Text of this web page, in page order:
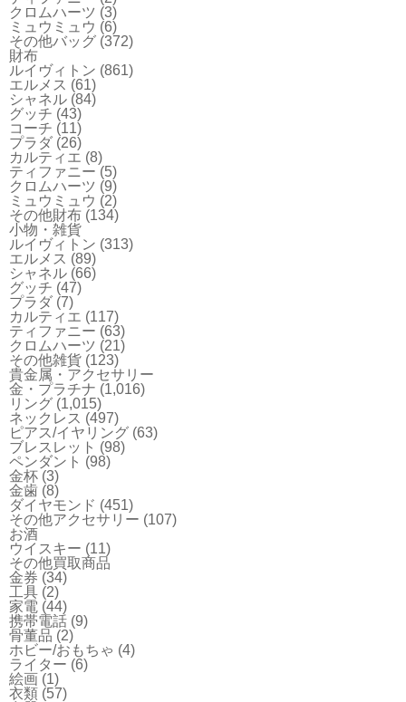
クロムハーツ (3)
ミュウミュウ (6)
その他バッグ (372)
財布
ルイヴィトン (861)
エルメス (61)
シャネル (84)
グッチ (43)
コーチ (11)
プラダ (26)
カルティエ (8)
ティファニー (5)
クロムハーツ (9)
ミュウミュウ (2)
その他財布 (134)
小物・雑貨
ルイヴィトン (313)
エルメス (89)
シャネル (66)
グッチ (47)
プラダ (7)
カルティエ (117)
ティファニー (63)
クロムハーツ (21)
その他雑貨 (123)
貴金属・アクセサリー
金・プラチナ (1,016)
リング (1,015)
ネックレス (497)
ピアス/イヤリング (63)
ブレスレット (98)
ペンダント (98)
金杯 (3)
金歯 (8)
ダイヤモンド (451)
その他アクセサリー (107)
お酒
ウイスキー (11)
その他買取商品
金券 (34)
工具 (2)
家電 (44)
携帯電話 (9)
骨董品 (2)
ホビー/おもちゃ (4)
ライター (6)
絵画 (1)
衣類 (57)